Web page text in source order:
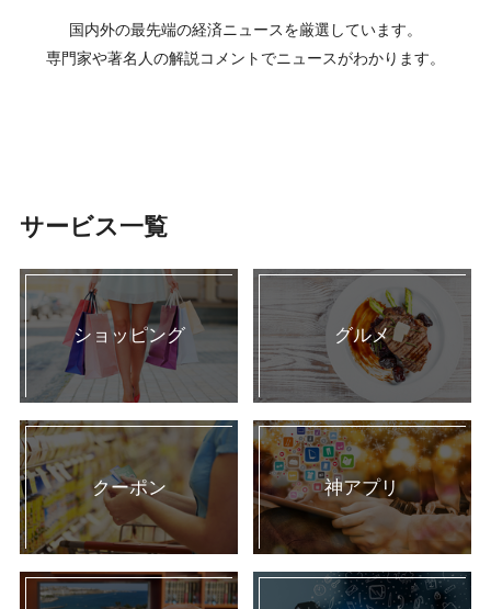
国内外の最先端の経済ニュースを厳選しています。
専門家や著名人の解説コメントでニュースがわかります。
サービス一覧
ショッピング グルメ
クーポン 神アプリ